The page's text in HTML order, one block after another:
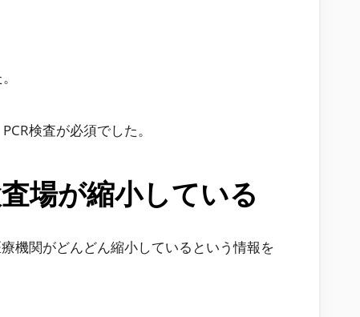
検査が必須でした。
場が縮小している
機関がどんどん縮小しているという情報を